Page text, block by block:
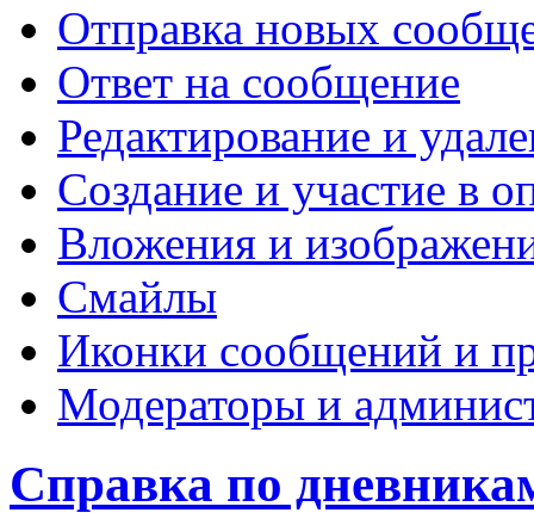
Отправка новых
Ответ на сообщение
Редактирование и
Создание и участие в
Вложения и
Смайлы
Иконки сообщений и
Модераторы и
Справка по